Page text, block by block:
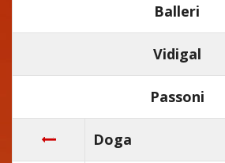
Balleri
Vidigal
Passoni
Doga